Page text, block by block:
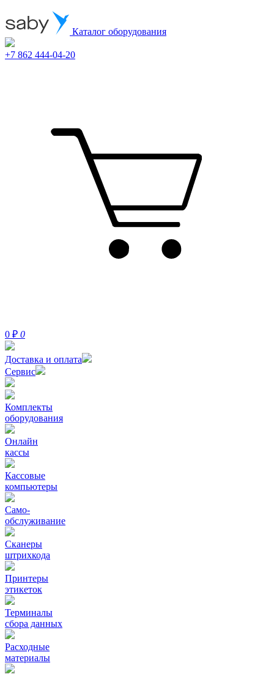
Каталог оборудования
+7 862 444-04-20
0 ₽ 0
Доставка и оплата
Сервис
Комплекты
оборудования
Онлайн
кассы
Кассовые
компьютеры
Само-
обслуживание
Сканеры
штрихкода
Принтеры
этикеток
Терминалы
сбора данных
Расходные
материалы